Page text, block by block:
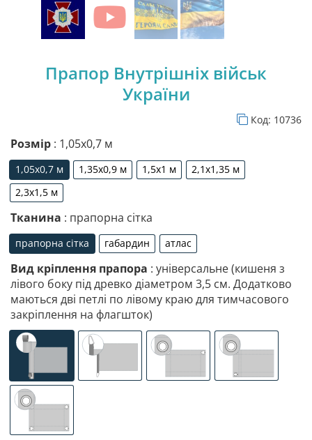
Прапор Внутрішніх військ
України
Код: 10736
Розмір : 1,05х0,7 м
1,05х0,7 м
1,05х0,7 м
1,35х0,9 м
1,35х0,9 м
1,5х1 м
1,5х1 м
2,1х1,35 м
2,1х1,35 м
2,3х1,5 м
2,3х1,5 м
Тканина : прапорна сітка
прапорна сітка
прапорна сітка
габардин
габардин
атлас
атлас
Вид кріплення прапора : універсальне (кишеня з
лівого боку під древко діаметром 3,5 см. Додатково
маються дві петлі по лівому краю для тимчасового
закріплення на флагшток)